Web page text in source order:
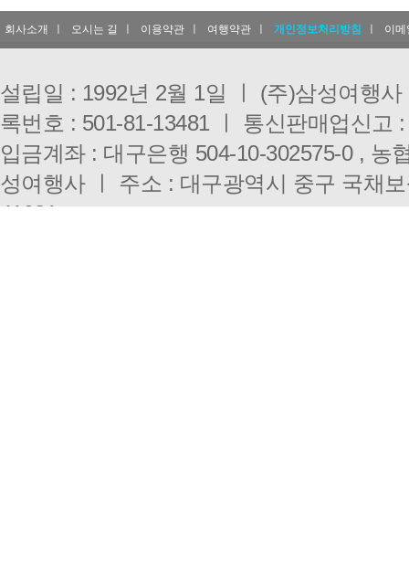
회사소개 오시는 길 이용약관 여행약관 개인정보처리방침 이
설립일 : 1992년 2월 1일 ㅣ (주)삼성여행
록번호 : 501-81-13481 ㅣ 통신판매업신고
입금계좌 : 대구은행 504-10-302575-0 , 농
성여행사 ㅣ 주소 : 대구광역시 중구 국채
41921